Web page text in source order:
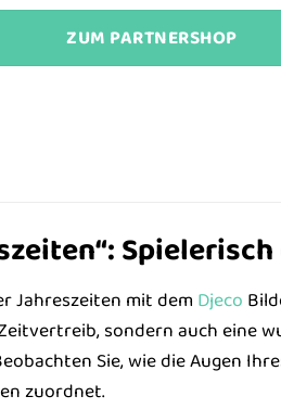
ZUM PARTNERSHOP
Jahreszeiten mit dem Djeco
sondern auch eine
Sie, wie die Augen
zuordnet.